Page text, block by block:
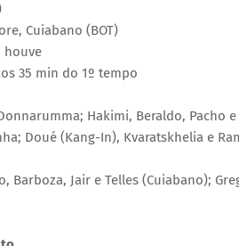
Cuiabano (BOT)
houve
35 min do 1º tempo
Donnarumma; Hakimi, Beraldo, Pacho
Doué (Kang-In), Kvaratskhelia e
Barboza, Jair e Telles (Cuiabano);